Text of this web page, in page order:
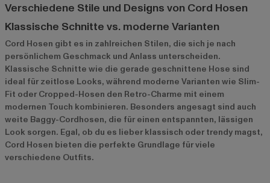
Verschiedene Stile und Designs von Cord Hosen
Klassische Schnitte vs. moderne Varianten
Cord Hosen gibt es in zahlreichen Stilen, die sich je nach
persönlichem Geschmack und Anlass unterscheiden.
Klassische Schnitte wie die gerade geschnittene Hose sind
ideal für zeitlose Looks, während moderne Varianten wie Slim-
Fit oder Cropped-Hosen den Retro-Charme mit einem
modernen Touch kombinieren. Besonders angesagt sind auch
weite Baggy-Cordhosen, die für einen entspannten, lässigen
Look sorgen. Egal, ob du es lieber klassisch oder trendy magst,
Cord Hosen bieten die perfekte Grundlage für viele
verschiedene Outfits.